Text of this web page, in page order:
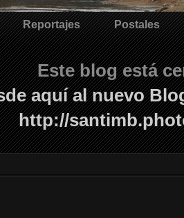
Reportajes Postales
Este blog está
aquí al nuevo
http://